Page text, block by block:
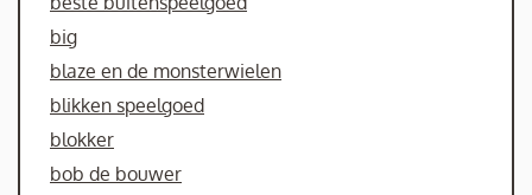
big
blaze en de monsterwielen
blikken speelgoed
blokker
bob de bouwer